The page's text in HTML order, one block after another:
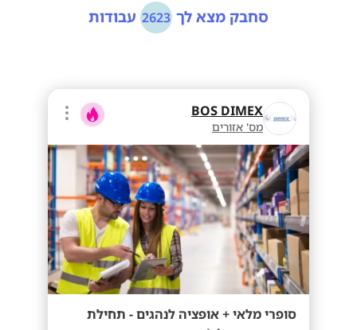
סחבק מצא לך 2623 עבודות
BOS DIMEX
מס' אזורים
סופרי מלאי + אופציה לנהגים - תחילת